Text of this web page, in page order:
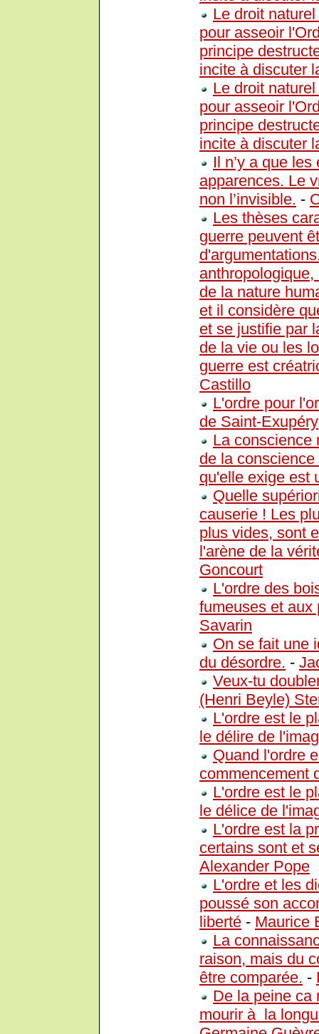
Le droit
pour asseoir
principe
incite à discuter
Le droit
pour asseoir
principe
incite à discuter
Il n’y a que
apparences. Le
non l’invisible. -
Les thèses
guerre peuvent
de la nature
et il considère
et se justifie par
de la vie ou les
guerre est
Castillo
L'ordre pour
de Saint-Exupéry
La conscience
de la
qu'elle exige est
Quelle
causerie ! Les
plus vides, sont
l'arène de la
Goncourt
L'ordre des
fumeuses et aux
Savarin
On se fait une
du désordre. -
Veux-tu
(Henri Beyle)
L'ordre est le
le délire de
Quand l'ordre
commencement
L'ordre est le
le délice de
L'ordre est la
certains sont et
Alexander Pope
L'ordre et les
poussé son
liberté - Maurice
La
raison, mais du
être comparée. -
De la peine ca
mourir à la